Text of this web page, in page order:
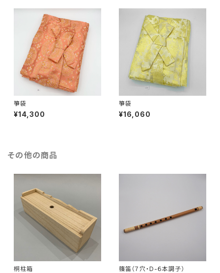
箏袋
¥14,300
箏袋
¥16,060
その他の商品
桐柱箱 篠笛（７穴・D-６本調子）